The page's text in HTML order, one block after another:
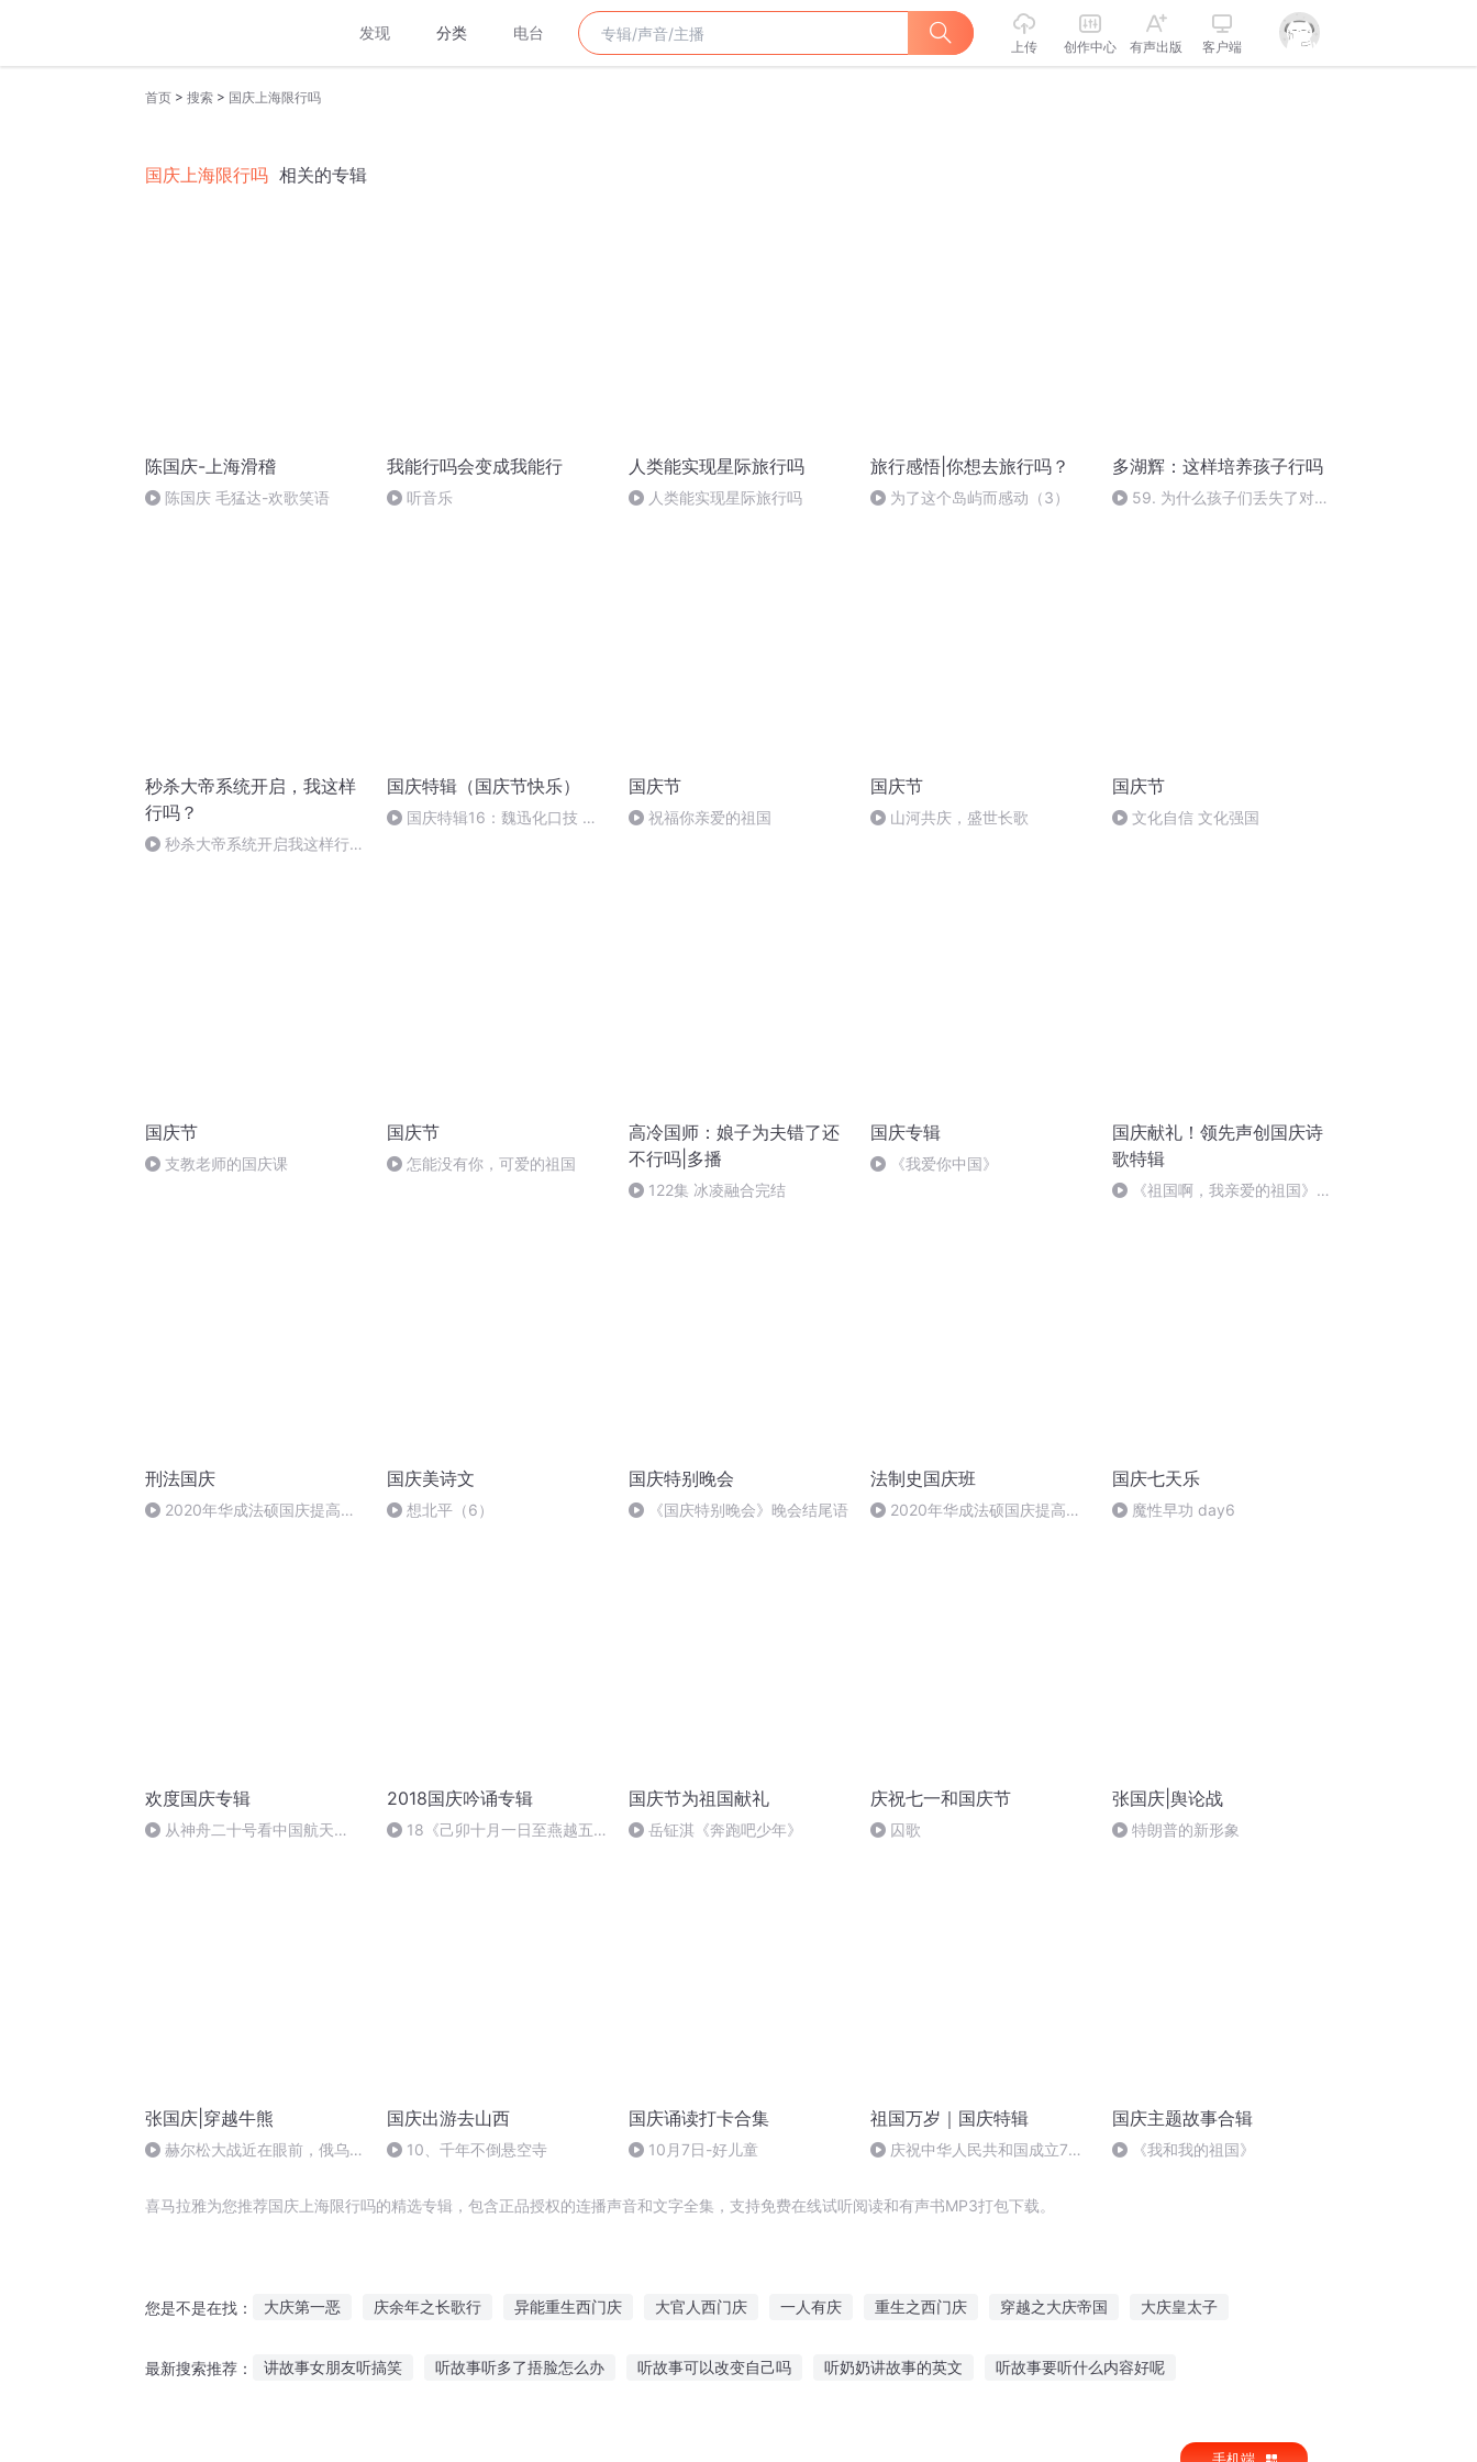
发现 分类 电台
上传 创作中心 有声出版 客户端
首页 > 搜索 > 国庆上海限行吗
国庆上海限行吗 相关的专辑
陈国庆-上海滑稽
陈国庆 毛猛达-欢歌笑语
我能行吗会变成我能行
听音乐
人类能实现星际旅行吗
人类能实现星际旅行吗
旅行感悟|你想去旅行吗？
为了这个岛屿而感动（3）
多湖辉：这样培养孩子行吗
59. 为什么孩子们丢失了对大
秒杀大帝系统开启，我这样
行吗？
秒杀大帝系统开启我这样行
国庆特辑（国庆节快乐）
国庆特辑16：魏迅化口技 二
国庆节
祝福你亲爱的祖国
国庆节
山河共庆，盛世长歌
国庆节
文化自信 文化强国
国庆节
支教老师的国庆课
国庆节
怎能没有你，可爱的祖国
高冷国师：娘子为夫错了还
不行吗|多播
122集 冰凌融合完结
国庆专辑
《我爱你中国》
国庆献礼！领先声创国庆诗
歌特辑
《祖国啊，我亲爱的祖国》温
刑法国庆
2020年华成法硕国庆提高班
国庆美诗文
想北平（6）
国庆特别晚会
《国庆特别晚会》晚会结尾语
法制史国庆班
2020年华成法硕国庆提高班
国庆七天乐
魔性早功 day6
欢度国庆专辑
从神舟二十号看中国航天
2018国庆吟诵专辑
18《己卯十月一日至燕越五
国庆节为祖国献礼
岳钲淇《奔跑吧少年》
庆祝七一和国庆节
囚歌
张国庆|舆论战
特朗普的新形象
张国庆|穿越牛熊
赫尔松大战近在眼前，俄乌冲
国庆出游去山西
10、千年不倒悬空寺
国庆诵读打卡合集
10月7日-好儿童
祖国万岁｜国庆特辑
庆祝中华人民共和国成立73
国庆主题故事合辑
《我和我的祖国》
喜马拉雅为您推荐国庆上海限行吗的精选专辑，包含正品授权的连播声音和文字全集，支持免费在线试听阅读和有声书MP3打包下载。
您是不是在找： 大庆第一恶 庆余年之长歌行 异能重生西门庆 大官人西门庆 一人有庆 重生之西门庆 穿越之大庆帝国 大庆皇太子
最新搜索推荐： 讲故事女朋友听搞笑 听故事听多了捂脸怎么办 听故事可以改变自己吗 听奶奶讲故事的英文 听故事要听什么内容好呢